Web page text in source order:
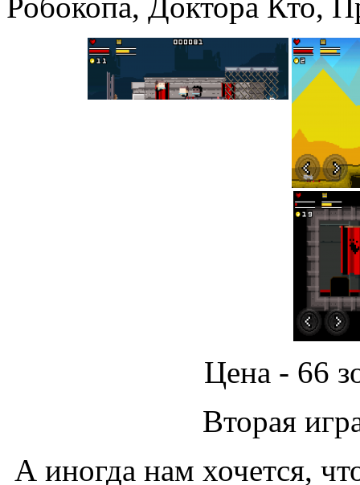
Цена - 66
Вторая
А иногда нам хочется,